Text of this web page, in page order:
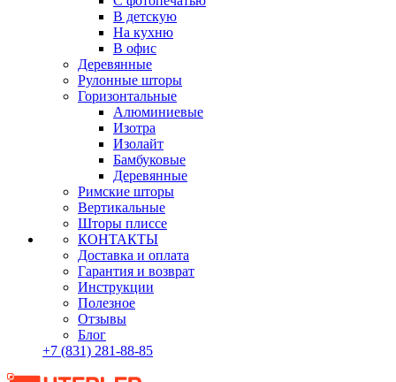
В детскую
На кухню
В офис
Деревянные
Рулонные шторы
Горизонтальные
Алюминиевые
Изотра
Изолайт
Бамбуковые
Деревянные
Римские шторы
Вертикальные
Шторы плиссе
КОНТАКТЫ
Доставка и оплата
Гарантия и возврат
Инструкции
Полезное
Отзывы
Блог
+7 (831) 281-88-85